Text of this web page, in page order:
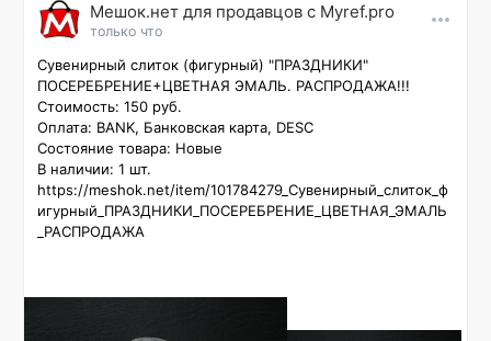
Мешок.нет для продавцов c Myref.pro
только что
Сувенирный слиток (фигурный) "ПРАЗДНИКИ"
ПОСЕРЕБРЕНИЕ+ЦВЕТНАЯ ЭМАЛЬ. РАСПРОДАЖА!!!
Стоимость: 150 руб.
Оплата: BANK, Банковская карта, DESC
Состояние товара: Новые
В наличии: 1 шт.
https://meshok.net/item/101784279_Сувенирный_слиток_ф
игурный_ПРАЗДНИКИ_ПОСЕРЕБРЕНИЕ_ЦВЕТНАЯ_ЭМАЛЬ
_РАСПРОДАЖА